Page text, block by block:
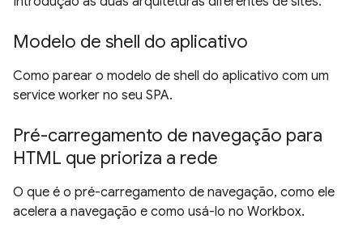
Modelo de shell do aplicativo
Como parear o modelo de shell do aplicativo com um
service worker no seu SPA.
Pré-carregamento de navegação para
HTML que prioriza a rede
O que é o pré-carregamento de navegação, como ele
acelera a navegação e como usá-lo no Workbox.